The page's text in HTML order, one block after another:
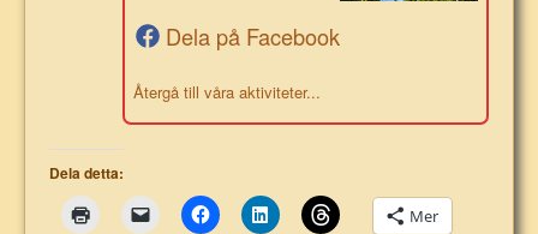
Dela på Facebook
Återgå till våra aktiviteter...
Dela detta:
Mer